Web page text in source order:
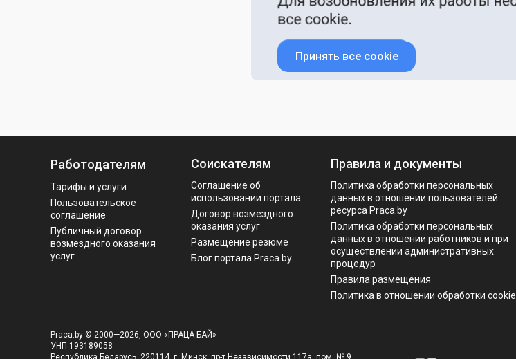
Принять все cookie
Работодателям
Тарифы и услуги
Пользовательское
соглашение
Публичный договор
возмездного оказания
услуг
Соискателям
Соглашение об
использовании портала
Договор возмездного
оказания услуг
Размещение резюме
Блог портала Praca.by
Правила и документы
Политика обработки персональных
данных в отношении пользователей
ресурса Praca.by
Политикa обработки персональных
данных в отношении работников и при
осуществлении административных
процедур
Правила размещения
Политика в отношении обработки cookie
Praca.by © 2000—2026, ООО «ПРАЦА БАЙ»
УНП 193189058
Республика Беларусь, 220114, г. Минск, пр-т Независимости 117а, пом. № 9.